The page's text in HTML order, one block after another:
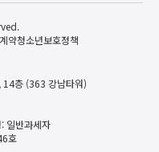
약청소년보호정책
층 (363 강남타워)
일반과세자
호